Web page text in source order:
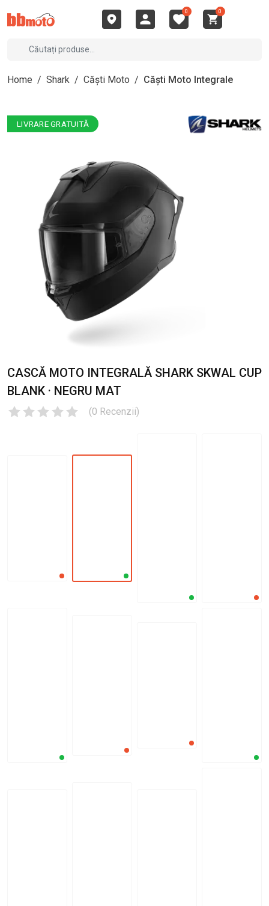
0 0
Home / Shark / Căști Moto / Căști Moto Integrale
LIVRARE GRATUITĂ
CASCĂ MOTO INTEGRALĂ SHARK SKWAL CUP
BLANK · NEGRU MAT
(0 Recenzii)